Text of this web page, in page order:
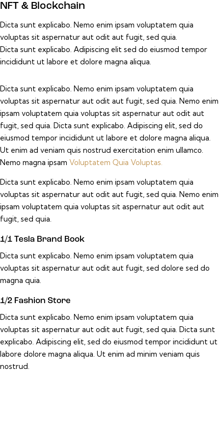
NFT & Blockchain
Dicta sunt explicabo. Nemo enim ipsam voluptatem quia
voluptas sit aspernatur aut odit aut fugit, sed quia.
Dicta sunt explicabo. Adipiscing elit sed do eiusmod tempor
incididunt ut labore et dolore magna aliqua.
Dicta sunt explicabo. Nemo enim ipsam voluptatem quia
voluptas sit aspernatur aut odit aut fugit, sed quia. Nemo enim
ipsam voluptatem quia voluptas sit aspernatur aut odit aut
fugit, sed quia. Dicta sunt explicabo. Adipiscing elit, sed do
eiusmod tempor incididunt ut labore et dolore magna aliqua.
Ut enim ad veniam quis nostrud exercitation enim ullamco.
Nemo magna ipsam Voluptatem Quia Voluptas.
Dicta sunt explicabo. Nemo enim ipsam voluptatem quia
voluptas sit aspernatur aut odit aut fugit, sed quia. Nemo enim
ipsam voluptatem quia voluptas sit aspernatur aut odit aut
fugit, sed quia.
1/1 Tesla Brand Book
Dicta sunt explicabo. Nemo enim ipsam voluptatem quia
voluptas sit aspernatur aut odit aut fugit, sed dolore sed do
magna quia.
1/2 Fashion Store
Dicta sunt explicabo. Nemo enim ipsam voluptatem quia
voluptas sit aspernatur aut odit aut fugit, sed quia. Dicta sunt
explicabo. Adipiscing elit, sed do eiusmod tempor incididunt ut
labore dolore magna aliqua. Ut enim ad minim veniam quis
nostrud.